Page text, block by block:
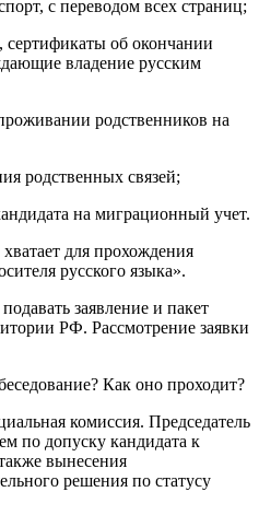
с переводом всех страниц;
об окончании
владение русским
родственников на
родственных связей;
на миграционный учет.
для прохождения
русского языка».
заявление и пакет
РФ. Рассмотрение заявки
Как оно проходит?
комиссия. Председатель
по допуску кандидата к
вынесения
решения по статусу